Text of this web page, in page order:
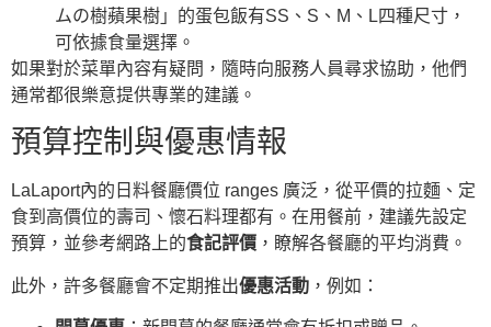
ムの樹蘋果樹」的蛋包飯有SS、S、M、L四種尺寸，
可依據食量選擇。
如果對於菜單內容有疑問，隨時向服務人員尋求協助，他們
通常都很樂意提供專業的建議。
預算控制與優惠情報
LaLaport內的日料餐廳價位 ranges 廣泛，從平價的拉麵、定
食到高價位的壽司、懷石料理都有。在用餐前，建議先設定
預算，並參考網路上的食記評價 ，瞭解各餐廳的平均消費。
此外，許多餐廳會不定期推出優惠活動 ，例如：